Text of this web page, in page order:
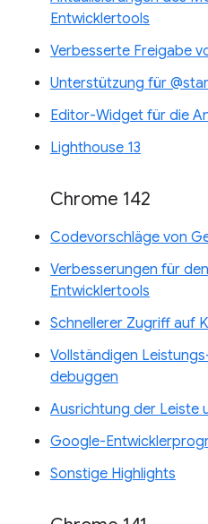
Entwicklertools
Verbesserte Freigabe
Unterstützung für
Editor-Widget für die
Lighthouse 13
Chrome 142
Codevorschläge von
Verbesserungen für
Entwicklertools
Schnellerer Zugriff auf
Vollständigen
debuggen
Ausrichtung der Leiste
Google-
Sonstige Highlights